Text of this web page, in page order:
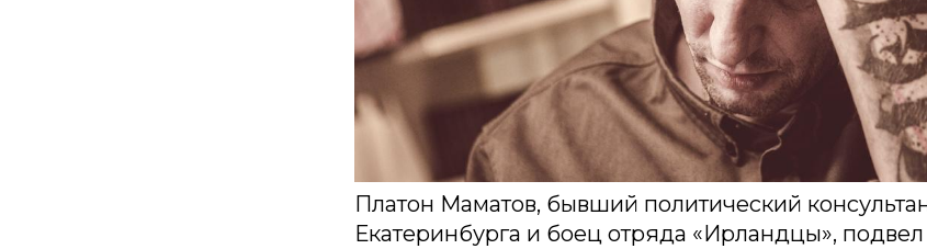
Платон Маматов, бывший политический
Екатеринбурга и боец отряда «Ирландцы», подвел